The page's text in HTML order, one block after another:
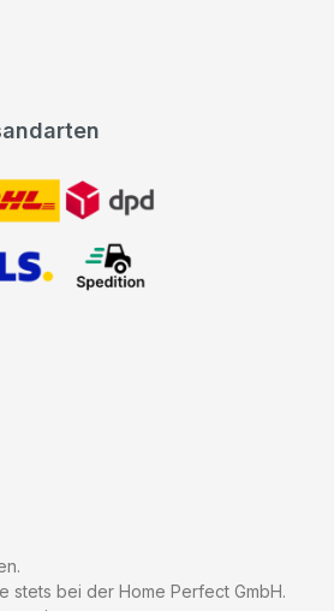
stets bei der Home Perfect GmbH.